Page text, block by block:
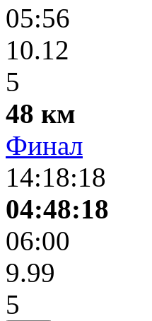
05:56
10.12
5
48 км
Финал
14:18:18
04:48:18
06:00
9.99
5